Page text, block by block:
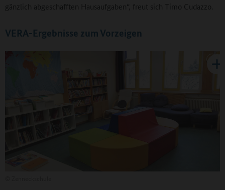
gänzlich abgeschafften Hausaufgaben“, freut sich Timo Cudazzo.
VERA-Ergebnisse zum Vorzeigen